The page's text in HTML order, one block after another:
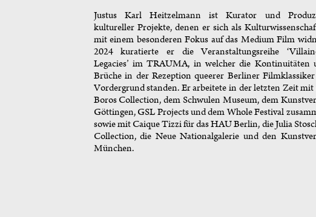
Justus Karl Heitzelmann ist Kurator und
kultureller Projekte, denen er sich als
mit einem besonderen Fokus auf das Medium Film
2024 kuratierte er die Veranstaltungsreihe
Legacies’ im TRAUMA, in welcher die Kontinuitäten
Brüche in der Rezeption queerer Berliner
Vordergrund standen. Er arbeitete in der letzten Zeit mit
Boros Collection, dem Schwulen Museum, dem
Göttingen, GSL Projects und dem Whole Festival
sowie mit Caique Tizzi für das HAU Berlin, die Julia
Collection, die Neue Nationalgalerie und den
München.